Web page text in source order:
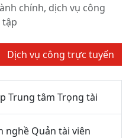
chính, dịch vụ công
tập
Dịch vụ công trực tuyến
Trung tâm Trọng tài
nghề Quản tài viên